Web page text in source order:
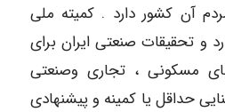
آن کشور دارد . کمیته ملی
و تحقیقات صنعتی ایران برای
مسکونی ، تجاری وصنعتی
حداقل یا کمینه و پیشنهادی